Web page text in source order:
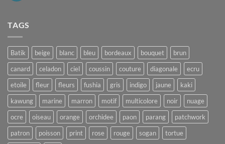
TAGS
Batik beige blanc bleu bordeaux bouquet
brun
canard
celadon ciel coussin couture diagonale
ecru
etoile
fleur fleurs fushia gris indigo jaune
kaki
kawung
marine marron motif multicolore noir
nuage
ocre
oiseau orange orchidee paon parang
patchwork
patron
poisson print rose rouge sogan tortue